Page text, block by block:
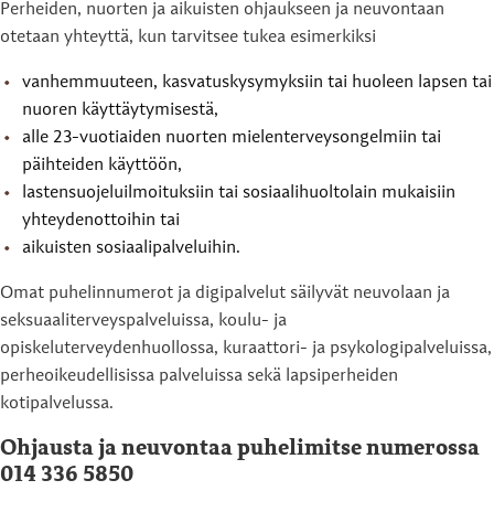
Perheiden, nuorten ja aikuisten ohjaukseen ja neuvontaan
otetaan yhteyttä, kun tarvitsee tukea esimerkiksi
vanhemmuuteen, kasvatuskysymyksiin tai huoleen lapsen tai
nuoren käyttäytymisestä,
alle 23-vuotiaiden nuorten mielenterveysongelmiin tai
päihteiden käyttöön,
lastensuojeluilmoituksiin tai sosiaalihuoltolain mukaisiin
yhteydenottoihin tai
aikuisten sosiaalipalveluihin.
Omat puhelinnumerot ja digipalvelut säilyvät neuvolaan ja
seksuaaliterveyspalveluissa, koulu- ja
opiskeluterveydenhuollossa, kuraattori- ja psykologipalveluissa,
perheoikeudellisissa palveluissa sekä lapsiperheiden
kotipalvelussa.
Ohjausta ja neuvontaa puhelimitse numerossa
014 336 5850